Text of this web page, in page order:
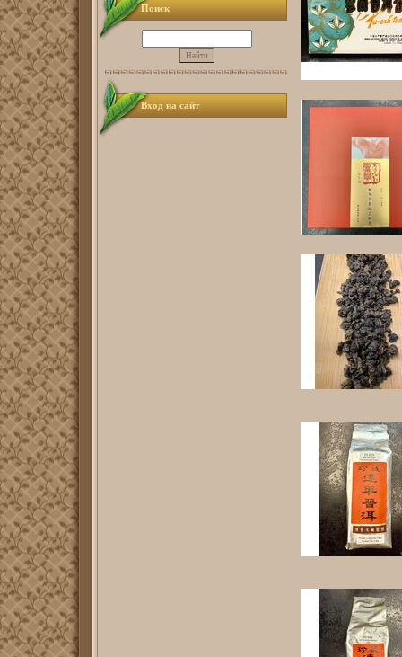
Поиск
Вход на сайт